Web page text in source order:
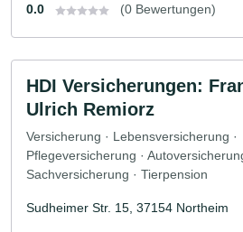
0.0 (0 Bewertungen)
HDI Versicherungen:
Ulrich Remiorz
Versicherung · Lebensversicherung ·
Pflegeversicherung ·
Sachversicherung · Tierpension
Sudheimer Str. 15, 37154 Northeim